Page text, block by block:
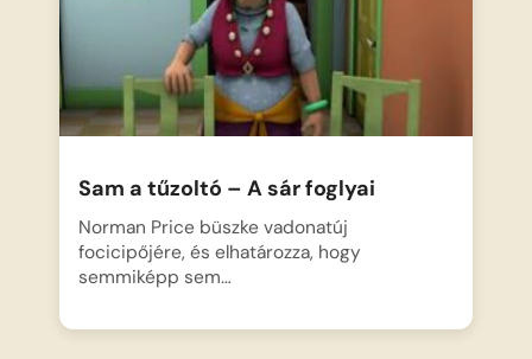
Sam a tűzoltó – A sár foglyai
Norman Price büszke vadonatúj
focicipőjére, és elhatározza, hogy
semmiképp sem…